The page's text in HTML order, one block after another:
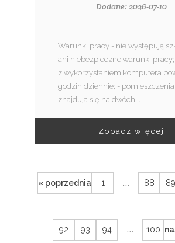
Dodane: 2026-07-10
Warunki pracy - nie występują
ani niebezpieczne warunki
z wykorzystaniem komputera
godzin dziennie; -
znajduja się na dwóch...
Zobacz więcej
« poprzednia 1 ... 88 89
92 93 94 ... 100